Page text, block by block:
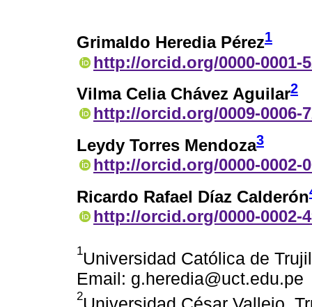
Grimaldo Heredia Pérez1
http://orcid.org/0000-0001-
Vilma Celia Chávez Aguilar2
http://orcid.org/0009-0006-
Leydy Torres Mendoza3
http://orcid.org/0000-0002-
Ricardo Rafael Díaz Calderón
http://orcid.org/0000-0002-
1Universidad Católica de
Email: g.heredia@uct.edu.pe
2